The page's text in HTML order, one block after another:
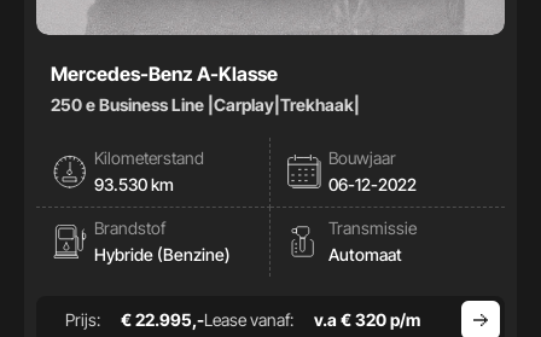
Mercedes-Benz A-Klasse
250 e Business Line |Carplay|Trekhaak|
Kilometerstand
93.530 km
Bouwjaar
06-12-2022
Brandstof
Hybride (Benzine)
Transmissie
Automaat
Prijs: € 22.995,-Lease vanaf: v.a € 320 p/m